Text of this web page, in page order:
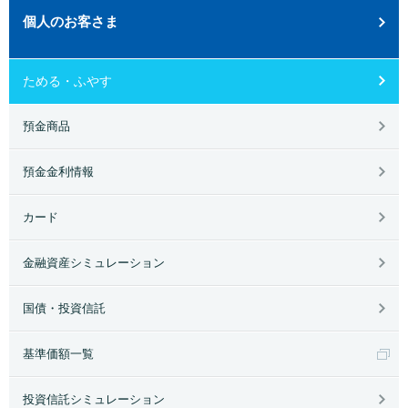
個人のお客さま
ためる・ふやす
預金商品
預金金利情報
カード
金融資産シミュレーション
国債・投資信託
基準価額一覧
投資信託シミュレーション